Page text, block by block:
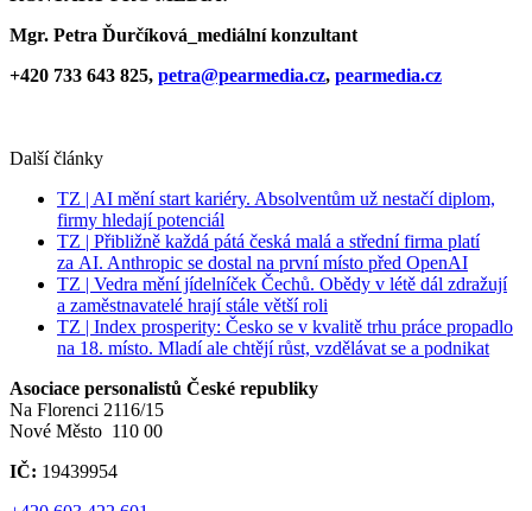
Mgr. Petra Ďurčíková _mediální konzultant
+420 733 643 825, petra@pearmedia.cz, pearmedia.cz
Další články
TZ | AI mění start kariéry. Absolventům už nestačí diplom,
firmy hledají potenciál
TZ | Přibližně každá pátá česká malá a střední firma platí
za AI. Anthropic se dostal na první místo před OpenAI
TZ | Vedra mění jídelníček Čechů. Obědy v létě dál zdražují
a zaměstnavatelé hrají stále větší roli
TZ | Index prosperity: Česko se v kvalitě trhu práce propadlo
na 18. místo. Mladí ale chtějí růst, vzdělávat se a podnikat
Asociace personalistů České republiky
Na Florenci 2116/15
Nové Město 110 00
IČ: 19439954